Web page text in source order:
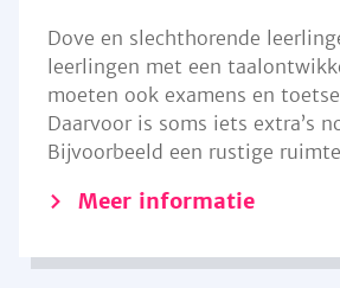
Dove en slechthorende
leerlingen met een
moeten ook examens en
Daarvoor is soms iets extra’s
Bijvoorbeeld een rustige
Meer informatie